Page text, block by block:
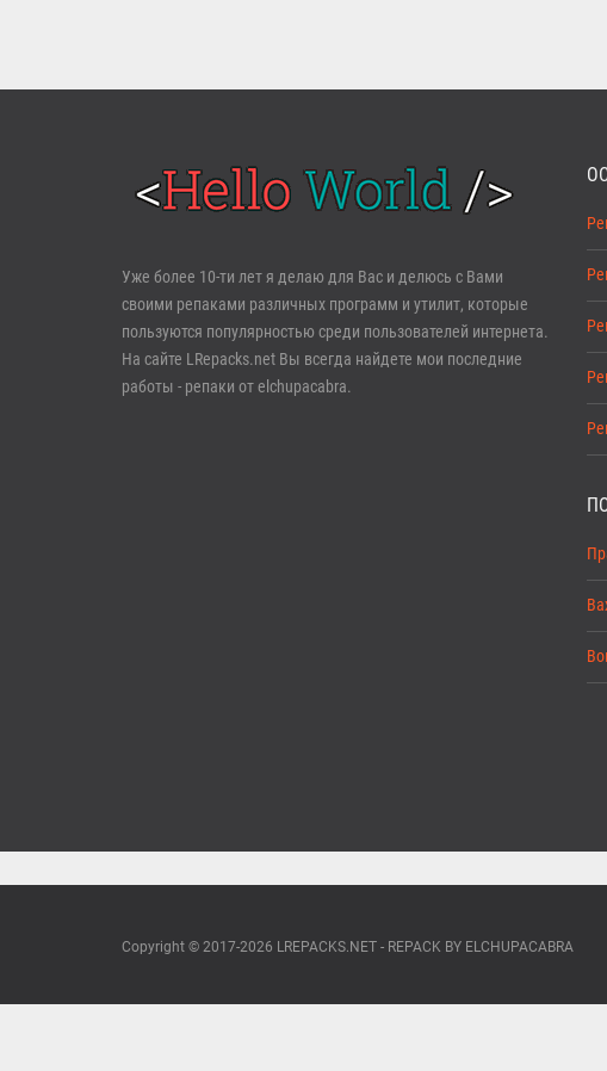
Войти
Регистрация
Забыли пароль?
Уже более 10-ти лет я делаю для Вас и делюсь с Вами
своими репаками различных программ и утилит, которые
пользуются популярностью среди пользователей интернета.
На сайте LRepacks.net Вы всегда найдете мои последние
работы - репаки от elchupacabra.
Copyright © 2017-2026 LREPACKS.NET - REPACK BY ELCHUPACABRA